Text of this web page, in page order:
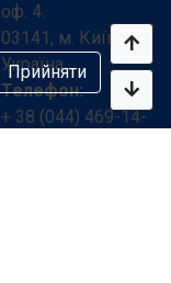
оф. 4.
03141, м. Київ
Україна
Телефон:
+ 38 (044) 469-14-
Прийняти